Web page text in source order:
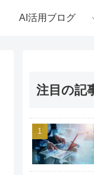
AI活用ブログ
注目の記